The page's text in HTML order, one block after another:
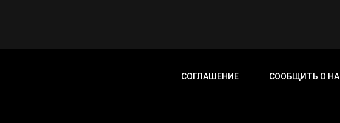
СОГЛАШЕНИЕ СООБЩИТЬ О